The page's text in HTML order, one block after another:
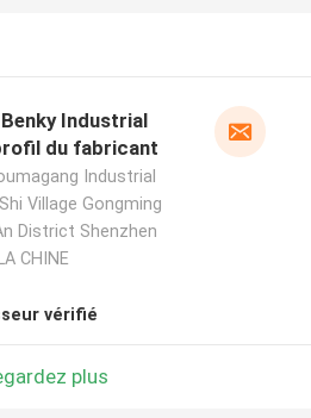
Industrial
du fabricant
Industrial
Village Gongming
District Shenzhen
CHINE
vérifié
plus